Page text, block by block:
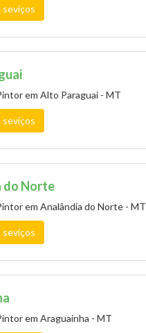
seviços
em Alto Paraguai - MT
seviços
do Norte
em Analândia do Norte - MT
seviços
em Araguainha - MT